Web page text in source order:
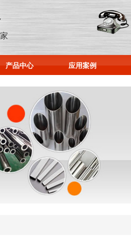
产品中心 应用案例